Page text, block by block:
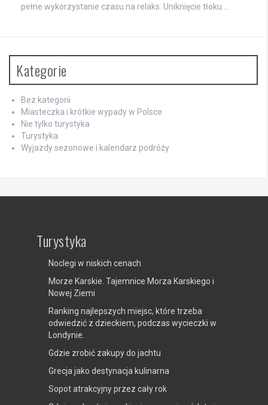
pełne wykorzystanie czasu na relaks. Uniknięcie tłoku …
Kategorie
Bez kategorii
Miasteczka i krótkie wypady w Polsce
Nie tylko turystyka
Turystyka
Wyjazdy sezonowe i kalendarz podróży
Turystyka
Noclegi w niskich cenach
Morze Karskie. Tajemnice Morza Karskiego i
Nowej Ziemi
Ranking najlepszych miejsc, które trzeba
odwiedzić z dzieckiem, podczas wycieczki w
Londynie.
Gdzie zrobić zakupy do jachtu
Grecja jako destynacja kulinarna
Sopot atrakcyjny przez cały rok